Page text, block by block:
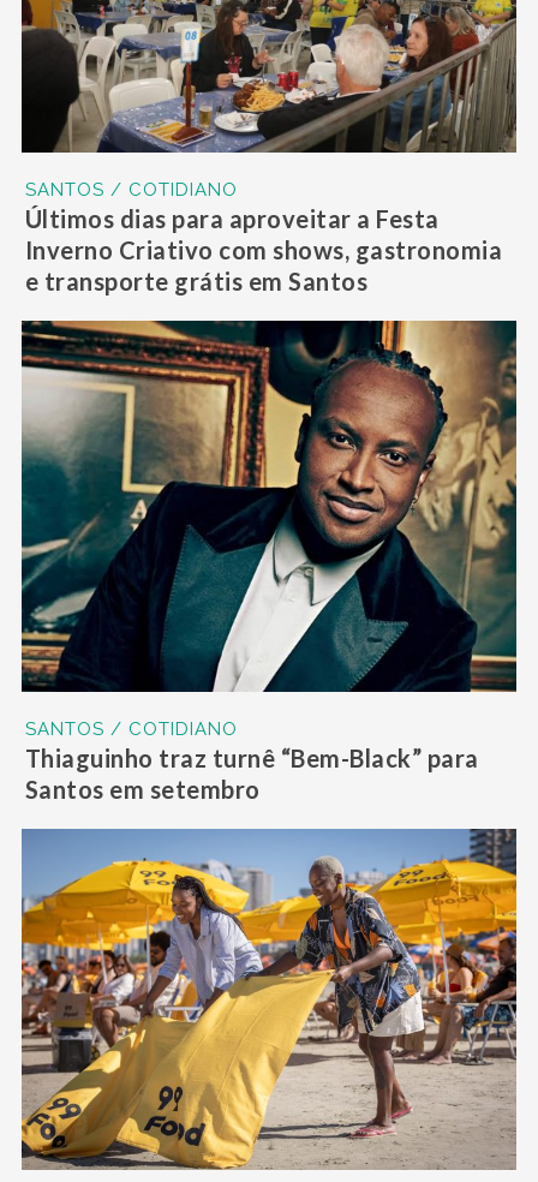
SANTOS / COTIDIANO
Últimos dias para aproveitar a Festa
Inverno Criativo com shows, gastronomia
e transporte grátis em Santos
SANTOS / COTIDIANO
Thiaguinho traz turnê “Bem-Black” para
Santos em setembro